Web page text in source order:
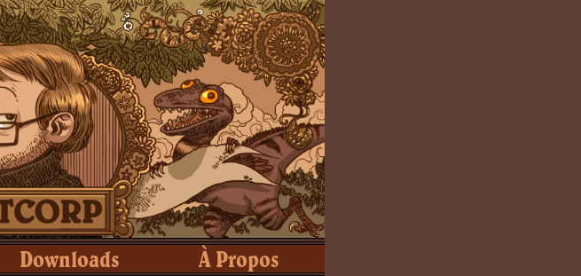
Downloads À Propos